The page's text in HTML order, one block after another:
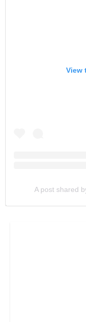
View
A post shared